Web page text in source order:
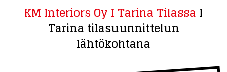
KM Interiors Oy I Tarina Tilassa I
Tarina tilasuunnittelun
lähtökohtana